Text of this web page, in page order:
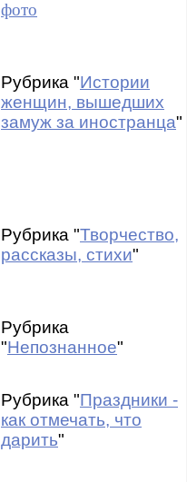
фото
Рубрика "Истории
женщин, вышедших
замуж за иностранца"
Рубрика "Творчество,
рассказы, стихи"
Рубрика
"Непознанное"
Рубрика "Праздники -
как отмечать, что
дарить"